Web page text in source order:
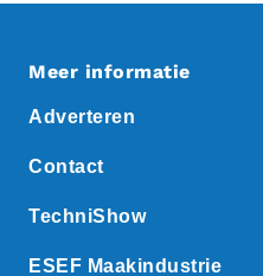
Meer informatie
Adverteren
Contact
TechniShow
ESEF Maakindustrie